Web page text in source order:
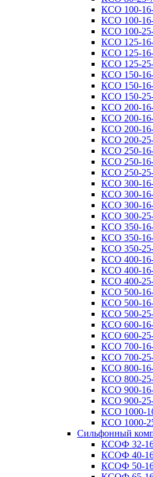
КСО 100-
КСО 100-
КСО 100-
КСО 125-
КСО 125-
КСО 125-
КСО 150-
КСО 150-
КСО 150-
КСО 200-
КСО 200-
КСО 200-
КСО 200-
КСО 250-
КСО 250-
КСО 250-
КСО 300-
КСО 300-
КСО 300-
КСО 300-
КСО 350-
КСО 350-
КСО 350-
КСО 400-
КСО 400-
КСО 400-
КСО 500-
КСО 500-
КСО 500-
КСО 600-
КСО 600-
КСО 700-
КСО 700-
КСО 800-
КСО 800-
КСО 900-
КСО 900-
КСО 1000-
КСО 1000-
Сильфонный
КСОФ 32-
КСОФ 40-
КСОФ 50-